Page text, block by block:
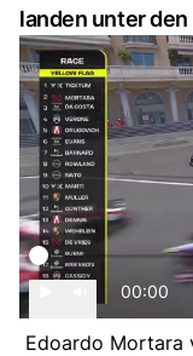
landen unter
00:00
Edoardo Mortara